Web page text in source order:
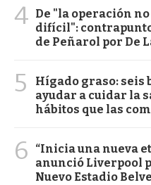
4 De "la operación
difícil":
de Peñarol por De
5
Hígado graso: seis
ayudar a cuidar la
hábitos que las
6
“Inicia una nueva
anunció Liverpool
Nuevo Estadio